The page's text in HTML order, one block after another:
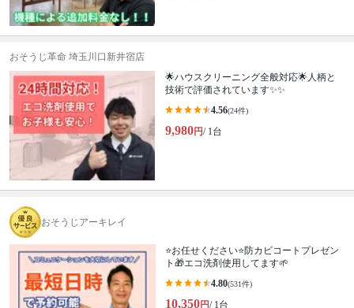
おそうじ革命 埼玉川口新井宿店
🌟ハウスクリーニング全般対応🌟人柄と
技術で評価されています✨✨
4.56(24件)
9,980円/ 1台
おそうじアーキレイ
⭐️お任せください⭐️防カビコートプレゼン
ト🎁エコ洗剤使用してます🌱
4.80(531件)
10,350円/ 1台